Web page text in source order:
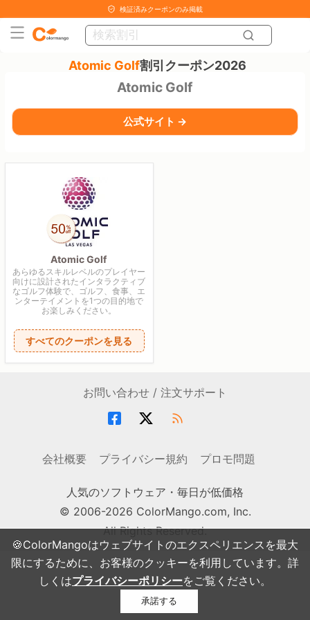
🍪ColorMangoはウェブサイトのエクスペリエンスを最大
限にするために、お客様のクッキーを利用しています。詳
しくはプライバシーポリシーをご覧ください。
承諾する
検証済みクーポンのみ掲載
Atomic Golf割引クーポン2026
Atomic Golf
公式サイト →
Atomic Golf
あらゆるスキルレベルのプレイヤー
向けに設計されたインタラクティブ
なゴルフ体験で、ゴルフ、食事、エ
ンターテイメントを1つの目的地で
お楽しみください。
すべてのクーポンを見る
お問い合わせ / 注文サポート
会社概要 プライバシー規約 プロモ問題
人気のソフトウェア・毎日が低価格
© 2006-2026 ColorMango.com, Inc.
All Rights Reserved.